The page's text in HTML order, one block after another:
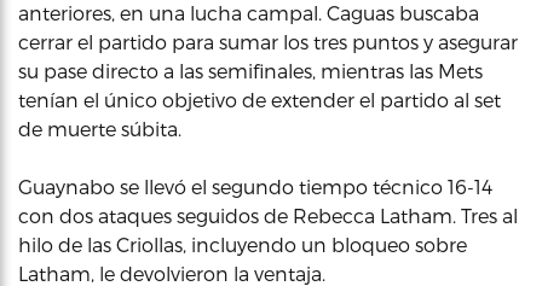
anteriores, en una lucha campal. Caguas buscaba
cerrar el partido para sumar los tres puntos y asegurar
su pase directo a las semifinales, mientras las Mets
tenían el único objetivo de extender el partido al set
de muerte súbita.
Guaynabo se llevó el segundo tiempo técnico 16-14
con dos ataques seguidos de Rebecca Latham. Tres al
hilo de las Criollas, incluyendo un bloqueo sobre
Latham, le devolvieron la ventaja.